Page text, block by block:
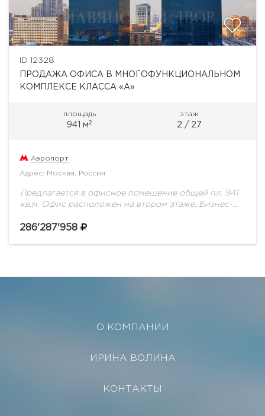
ID 12328
ПРОДАЖА ОФИСА В МНОГОФУНКЦИОНАЛЬНОМ
КОМПЛЕКСЕ КЛАССА «А»
площадь
941 м2
этаж
2 / 27
Аэропорт
Адрес: Москва, Россия
Предлагается в офисное помещение общей пл. 941
кв.м. Офис расположен на втором этаже. Бизнес-
современными инженерными системами. Развитая
286'287'958
О КОМПАНИИ
ИРИНА ВОЛИНА
КОНТАКТЫ